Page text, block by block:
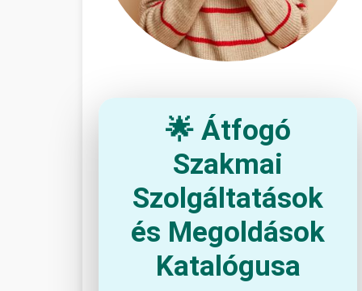
🌟 Átfogó
Szakmai
Szolgáltatások
és Megoldások
Katalógusa